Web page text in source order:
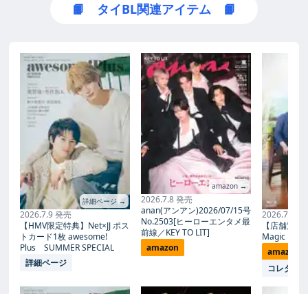
📙 タイBL関連アイテム 📙
詳細ページ →
2026.7.9 発売
【HMV限定特典】Net×JJ ポス
トカード1枚 awesome!
Plus SUMMER SPECIAL
詳細ページ
amazon →
2026.7.8 発売
anan(アンアン)2026/07/15号
No.2503[ヒーローエンタメ最
前線／KEY TO LIT]
amazon
2026.7.27
【店舗別
Magic
amazon
コレタメ